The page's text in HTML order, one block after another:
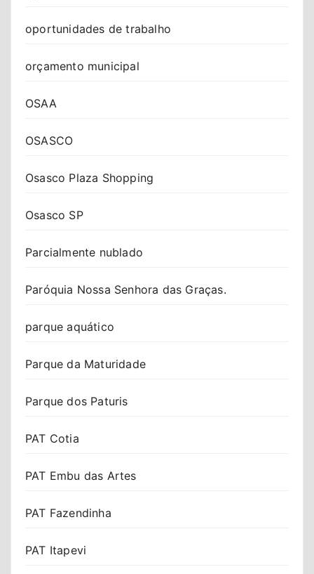
oportunidades de trabalho
orçamento municipal
OSAA
OSASCO
Osasco Plaza Shopping
Osasco SP
Parcialmente nublado
Paróquia Nossa Senhora das Graças.
parque aquático
Parque da Maturidade
Parque dos Paturis
PAT Cotia
PAT Embu das Artes
PAT Fazendinha
PAT Itapevi